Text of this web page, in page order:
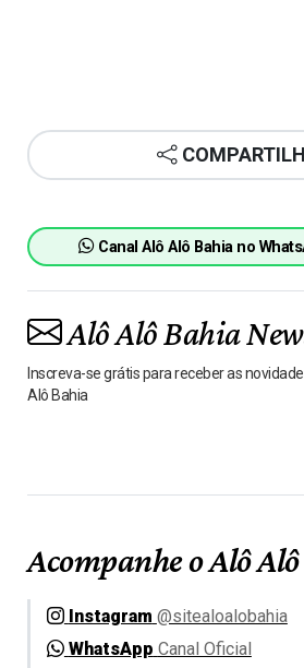
Canal Alô Alô Bahia no
Alô Alô Bahia
Inscreva-se grátis para receber as
Alô Bahia
Acompanhe o Alô
Instagram @sitealoalobahia
WhatsApp Canal Oficial